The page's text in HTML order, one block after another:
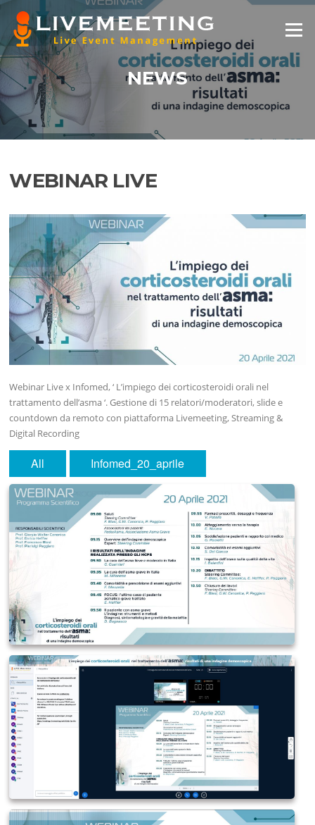
Vai
contenuto
Menu
NEWS
WEBINAR LIVE
Webinar Live x Infomed, ‘ L’impiego dei corticosteroidi orali nel
trattamento dell’asma ‘. Gestione di 15 relatori/moderatori, slide e
countdown da remoto con piattaforma Livemeeting, Streaming &
Digital Recording
All Infomed_20_aprile